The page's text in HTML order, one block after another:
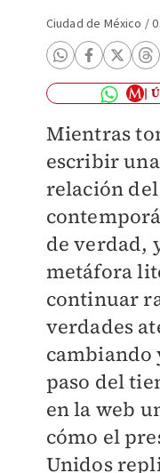
Ciudad de México /
Mientras
escribir
relación
de verdad,
metáfora
continuar
verdades
cambiando
paso del
en la web
cómo el
Unidos